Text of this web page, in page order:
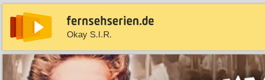
Okay S.I.R.
News Entdecken Streaming